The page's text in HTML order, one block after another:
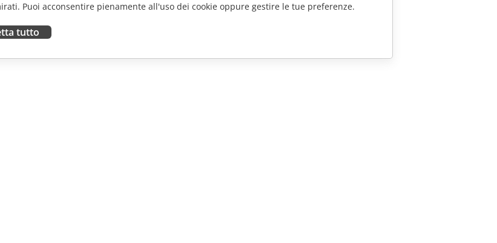
Puoi acconsentire pienamente all'uso dei cookie oppure gestire le tue preferenze.
tutto